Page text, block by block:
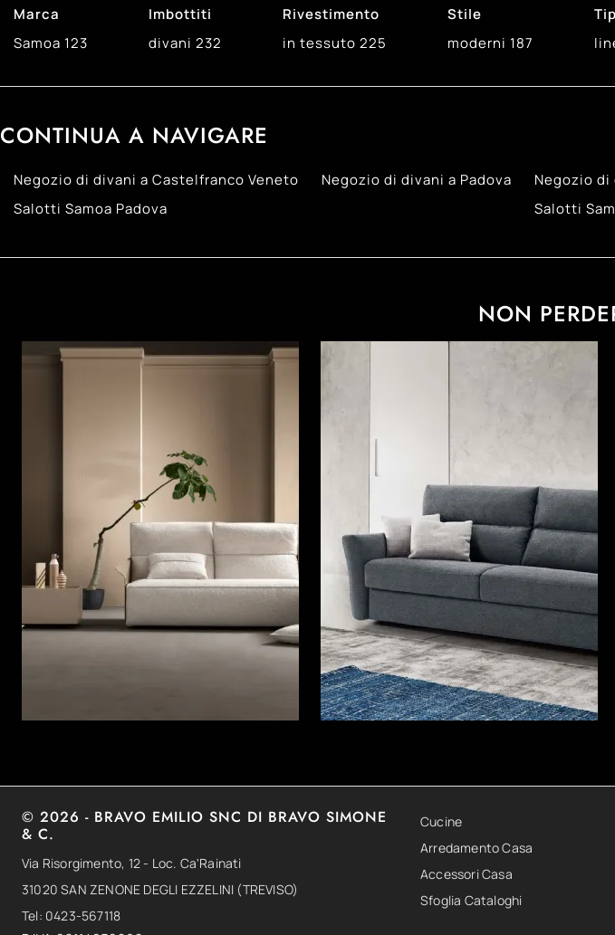
Marca
Samoa 123
Imbottiti
divani 232
Rivestimento
in tessuto 225
Stile
moderni 187
CONTINUA A NAVIGARE
Negozio di divani a Castelfranco Veneto Negozio di divani a Padova Negozio di
Salotti Samoa Padova
Salotti
NON
© 2026 - BRAVO EMILIO SNC DI BRAVO SIMONE
& C.
Via Risorgimento, 12 - Loc. Ca'Rainati
31020 SAN ZENONE DEGLI EZZELINI (TREVISO)
Tel: 0423-567118
Cucine
Arredamento Casa
Accessori Casa
Sfoglia Cataloghi